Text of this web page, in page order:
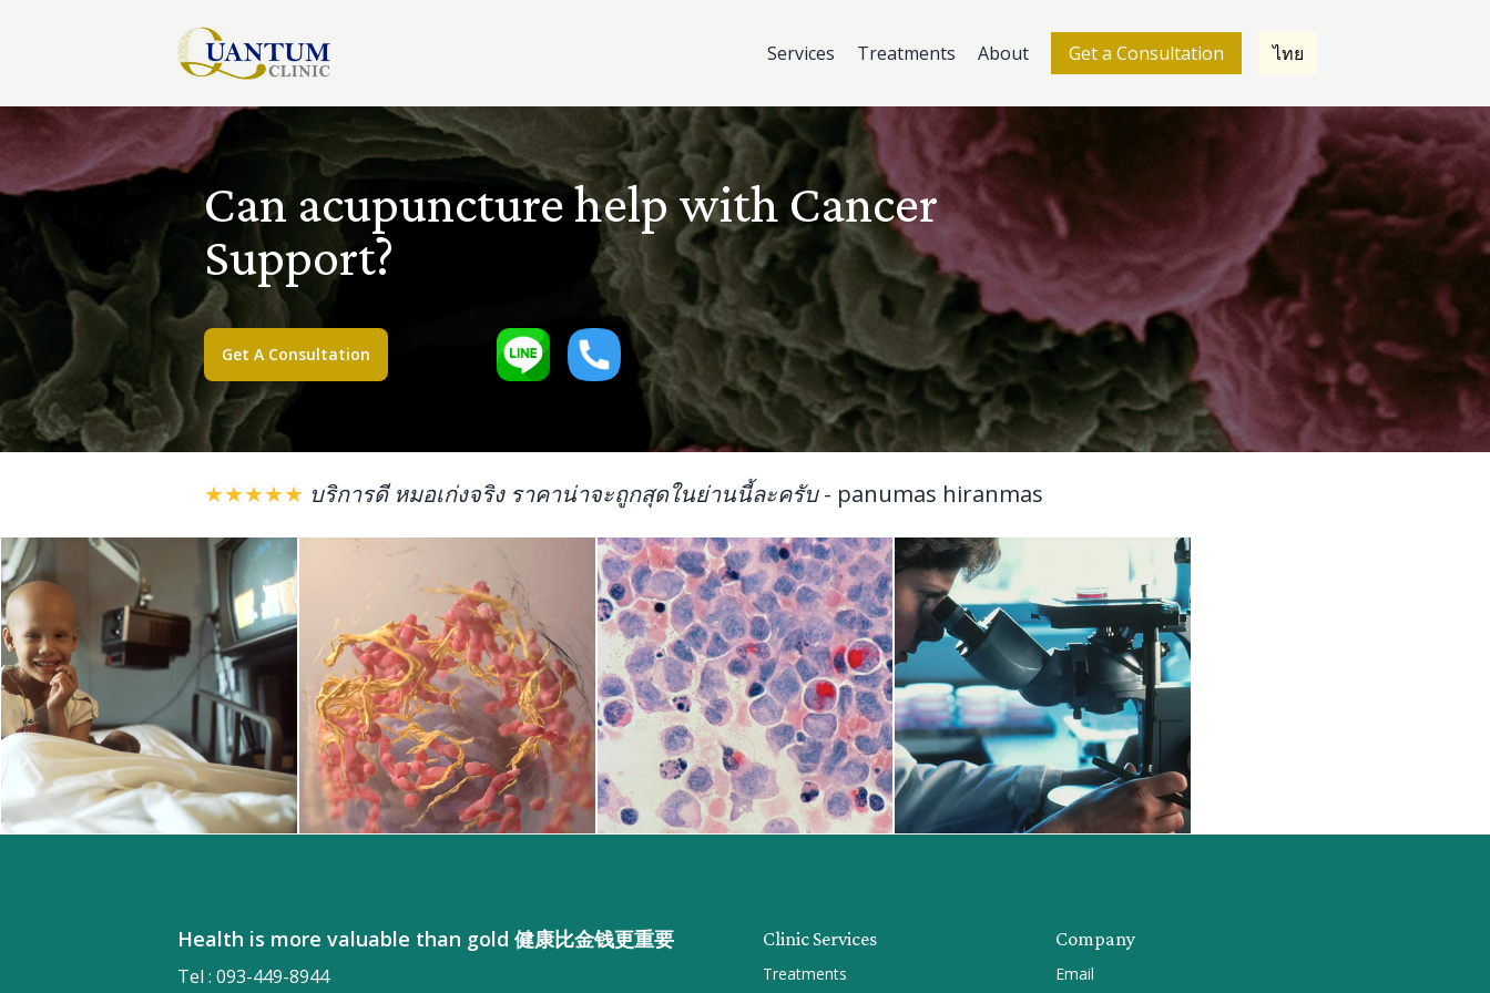
Services Treatments About Get a Consultation ไทย
Can acupuncture help with Cancer
Support?
Get A Consultation
★★★★★ บริการดี หมอเก่งจริง ราคาน่าจะถูกสุดในย่านนี้ละครับ- panumas hiranmas
Health is more valuable than gold 健康比金钱更重要
Tel : 093-449-8944
Clinic Services
Treatments
Company
Email